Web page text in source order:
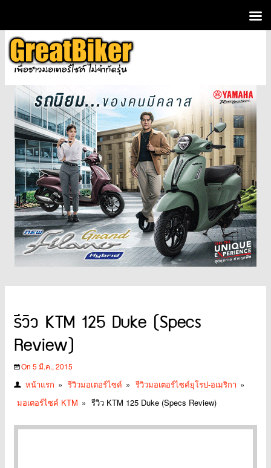
รีวิว KTM 125 Duke (Specs
Review)
On 5 มี.ค., 2015
หน้าแรก » รีวิวมอเตอร์ไซค์ » รีวิวมอเตอร์ไซค์ยุโรป-อเมริกา »
มอเตอร์ไซค์ KTM » รีวิว KTM 125 Duke (Specs Review)